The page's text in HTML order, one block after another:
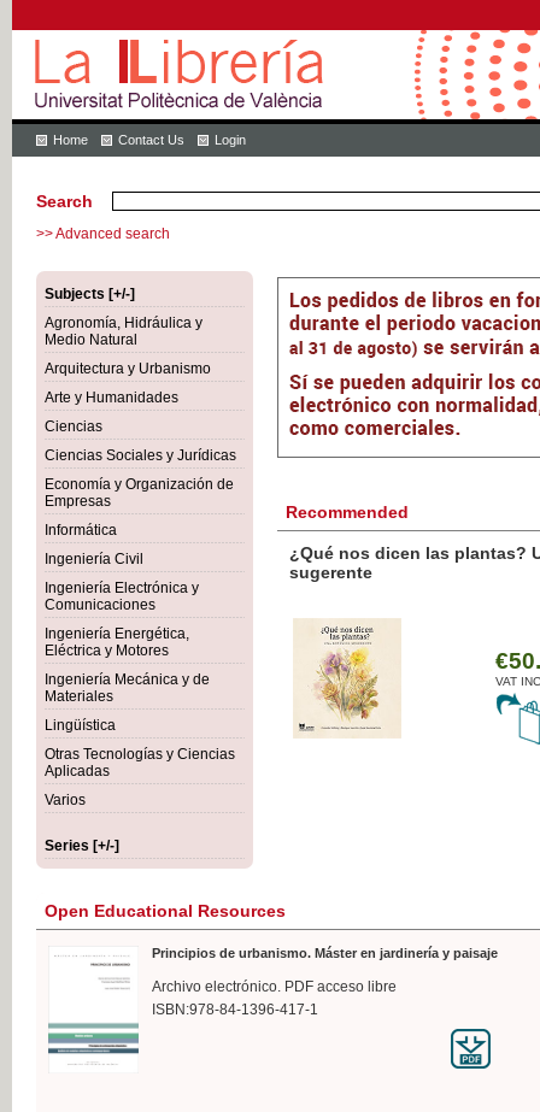
Home Contact Us Login
Search
>> Advanced search
Subjects [+/-]
Agronomía, Hidráulica y
Medio Natural
Arquitectura y Urbanismo
Arte y Humanidades
Ciencias
Ciencias Sociales y Jurídicas
Economía y Organización de
Empresas
Informática
Ingeniería Civil
Ingeniería Electrónica y
Comunicaciones
Ingeniería Energética,
Eléctrica y Motores
Ingeniería Mecánica y de
Materiales
Lingüística
Otras Tecnologías y Ciencias
Aplicadas
Varios
Series [+/-]
Recommended
¿Qué nos dicen las plantas?
sugerente
VAT
Open Educational Resources
Principios de urbanismo. Máster en jardinería y paisaje
Archivo electrónico. PDF acceso libre
ISBN:978-84-1396-417-1